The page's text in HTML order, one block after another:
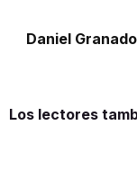
Daniel
Los lectores